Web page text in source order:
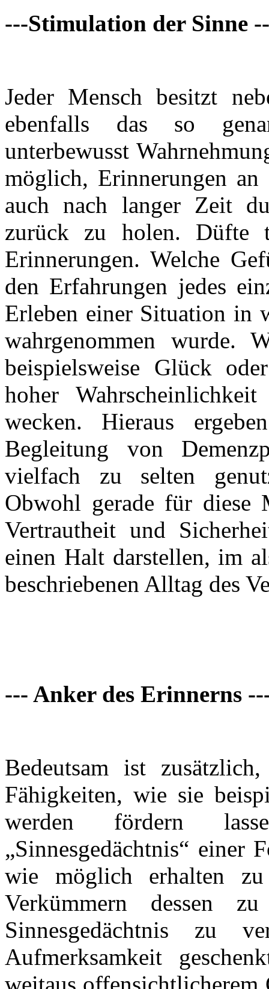
---Stimulation der Sinne
Jeder Mensch besitzt
ebenfalls das so
unterbewusst
möglich, Erinnerungen an
auch nach langer Zeit
zurück zu holen. Düfte
Erinnerungen. Welche
den Erfahrungen jedes
Erleben einer Situation in
wahrgenommen wurde.
beispielsweise Glück
hoher
wecken. Hieraus
Begleitung von
vielfach zu selten
Obwohl gerade für diese
Vertrautheit und
einen Halt darstellen, im
beschriebenen Alltag des
--- Anker des Erinnerns
Bedeutsam ist
Fähigkeiten, wie sie
werden fördern
„Sinnesgedächtnis“ einer
wie möglich erhalten
Verkümmern dessen
Sinnesgedächtnis zu
Aufmerksamkeit
weitaus offensichtlicherem